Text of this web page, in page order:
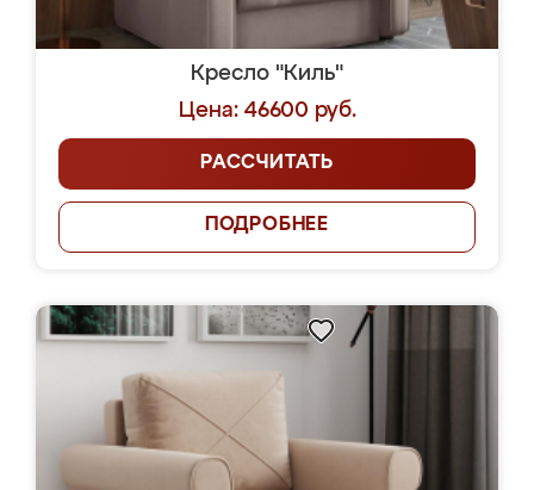
Кресло "Киль"
Цена: 46600 руб.
РАССЧИТАТЬ
ПОДРОБНЕЕ